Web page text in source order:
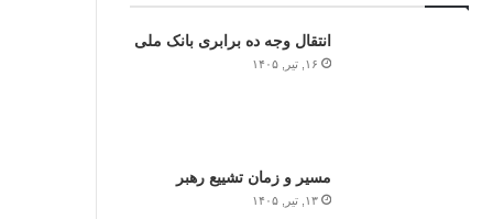
انتقال وجه ده برابری بانک ملی
۱۶, تیر, ۱۴۰۵
مسیر و زمان تشییع رهبر
۱۳, تیر, ۱۴۰۵